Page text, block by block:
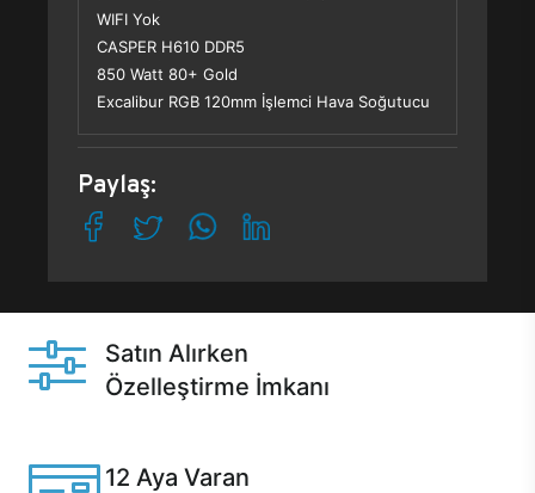
WIFI Yok
CASPER H610 DDR5
850 Watt 80+ Gold
Excalibur RGB 120mm İşlemci Hava Soğutucu
Paylaş:
Satın Alırken
Özelleştirme İmkanı
12 Aya Varan